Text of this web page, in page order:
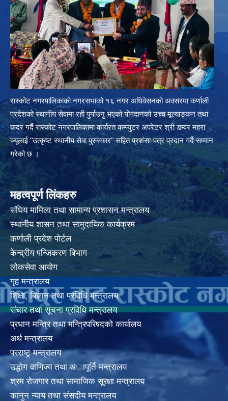
रास्कोट नगरपालिकाको नगरसभाको १६ नगर अधिवेसनको अवसरमा कर्णाली
प्रदेशको स्थानीय सेवामा रही पुर्याउनु भएको योगदानको उच्च मूल्याङ्कन तथा
कदर गर्दै रास्कोट नगरपालिकामा कार्यरत कम्प्युटर अपरेटर श्री डम्वर महरा
ज्यूलाई "उत्कृष्ट स्थानीय सेवा पुरुस्कार" सहित प्रशंसा-पत्र प्रदान गर्दै सम्मान
गरेको छ ।
महत्वपूर्ण लिंकहरु
संघिय मामिला तथा सामान्य प्रशासन मन्त्रालय
स्थानीय शासन तथा सामुदायिक कार्यक्रम
कर्णाली प्रदेश पोर्टल
केन्द्रीय पन्जिकरण बिभाग
लोकसेवा आयोग
गृह मन्त्रालय
शिक्षा, बिज्ञान तथा प्रविधि मन्त्रालय
संचार तथा सूचना प्रविधि मन्त्रालय
प्रधान मन्त्रि तथा मन्त्रिपरिषदको कार्यालय
अर्थ मन्त्रालय
परराष्ट्र् मन्त्रालय
उद्धोग वाणिज्य तथा अापूर्ति मन्त्रालय
श्रम रोजगार तथा सामाजिक सूरक्षा मन्त्रालय
कानुन न्याय तथा संसदीय मन्त्रालय